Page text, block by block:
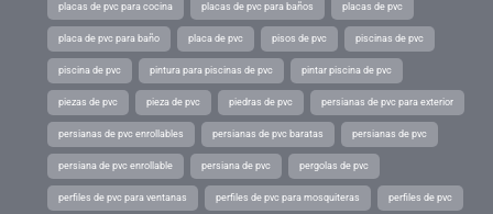
placas de pvc para cocina placas de pvc para baños placas de pvc
placa de pvc para baño placa de pvc pisos de pvc piscinas de pvc
piscina de pvc pintura para piscinas de pvc pintar piscina de pvc
piezas de pvc pieza de pvc piedras de pvc persianas de pvc para exterior
persianas de pvc enrollables persianas de pvc baratas persianas de pvc
persiana de pvc enrollable persiana de pvc pergolas de pvc
perfiles de pvc para ventanas perfiles de pvc para mosquiteras perfiles de pvc